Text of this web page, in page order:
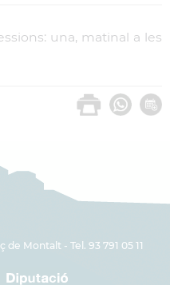
una, matinal a les
Montalt - Tel. 93 791 05 11